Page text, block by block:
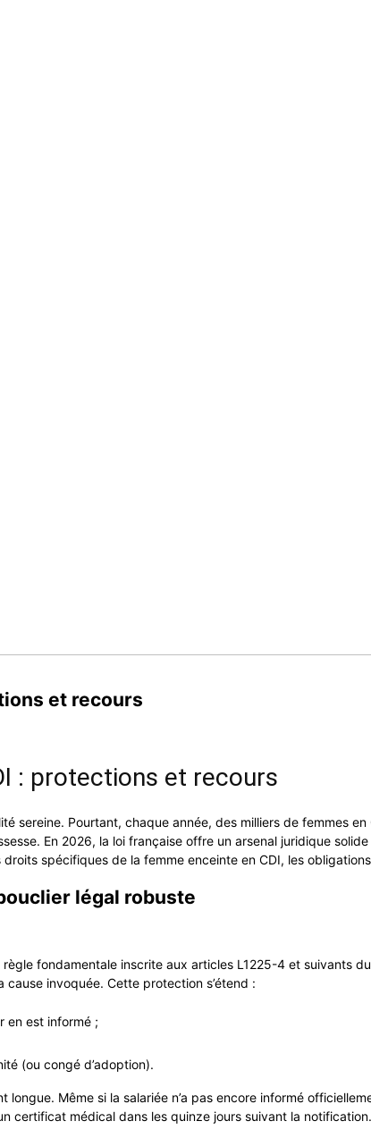
et recours
: protections et recours
sereine. Pourtant, chaque année, des milliers de femmes
En 2026, la loi française offre un arsenal juridique
spécifiques de la femme enceinte en CDI, les
légal robuste
règle fondamentale inscrite aux articles L1225-4 et suivants
invoquée. Cette protection s’étend :
en est informé ;
(ou congé d’adoption).
Même si la salariée n’a pas encore informé
certificat médical dans les quinze jours suivant la